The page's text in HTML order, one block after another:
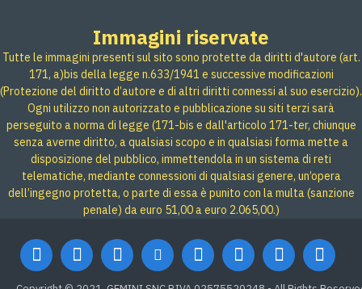
Immagini riservate
Tutte le immagini presenti sul sito sono protette da diritti d'autore (art.
171, a)bis della legge n.633/1941 e successive modificazioni
(Protezione del diritto d’autore e di altri diritti connessi al suo esercizio).
Ogni utilizzo non autorizzato e pubblicazione su siti terzi sarà
perseguito a norma di legge (171-bis e dall'articolo 171-ter, chiunque
senza averne diritto, a qualsiasi scopo e in qualsiasi forma mette a
disposizione del pubblico, immettendola in un sistema di reti
telematiche, mediante connessioni di qualsiasi genere, un’opera
dell’ingegno protetta, o parte di essa è punito con la multa (sanzione
penale) da euro 51,00 a euro 2.065,00.)